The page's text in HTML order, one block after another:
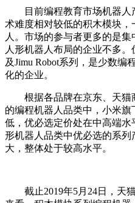
目前编程教育市场机器人
术难度相对较低的积木模块
人。市场的参与者更多的是
人形机器人布局的企业不多
及Jimu Robot系列，是少数编
化的企业。
根据各品牌在京东、天猫
的编程机器人品类中，小米
低，优必选定价处在中高端水
形机器人品类中优必选的系
大，整体处于较高水平。
截止2019年5月24日，天